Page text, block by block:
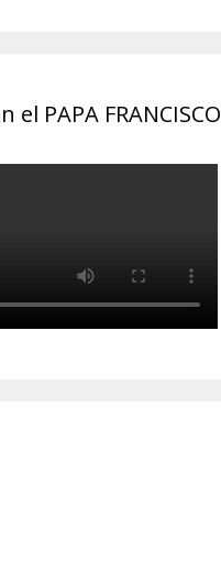
el PAPA FRANCISCO